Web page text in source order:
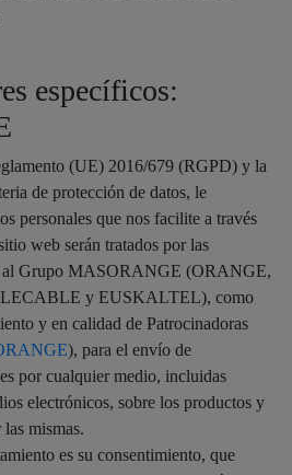
específicos:
(UE) 2016/679 (RGPD) y la
de protección de datos, le
personales que nos facilite a través
web serán tratados por las
al Grupo MASORANGE (ORANGE,
y EUSKALTEL), como
y en calidad de Patrocinadoras
), para el envío de
por cualquier medio, incluidas
electrónicos, sobre los productos y
mismas.
es su consentimiento, que